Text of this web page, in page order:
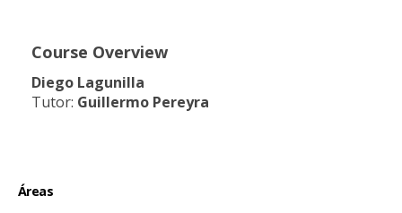
Course Overview
Diego Lagunilla
Tutor: Guillermo Pereyra
Áreas